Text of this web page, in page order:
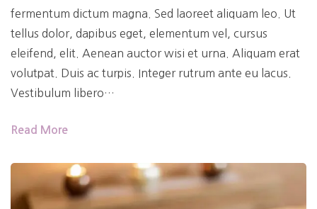
fermentum dictum magna. Sed laoreet aliquam leo. Ut
tellus dolor, dapibus eget, elementum vel, cursus
eleifend, elit. Aenean auctor wisi et urna. Aliquam erat
volutpat. Duis ac turpis. Integer rutrum ante eu lacus.
Vestibulum libero…
Read More